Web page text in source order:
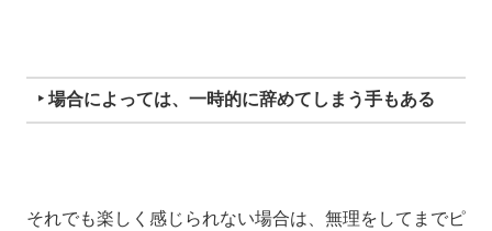
‣ 場合によっては、一時的に辞めてしまう手もある
それでも楽しく感じられない場合は、無理をしてまでピ